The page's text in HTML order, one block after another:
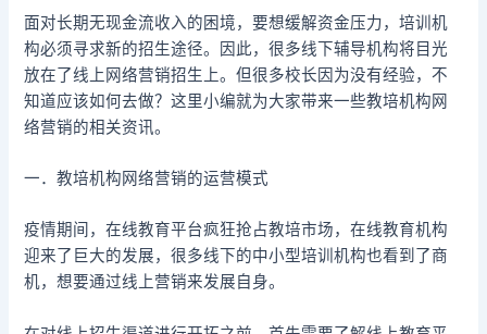
面对长期无现金流收入的困境，要想缓解资金压力，培训机
构必须寻求新的招生途径。因此，很多线下辅导机构将目光
放在了线上网络营销招生上。但很多校长因为没有经验，不
知道应该如何去做？这里小编就为大家带来一些教培机构网
络营销的相关资讯。
一．教培机构网络营销的运营模式
疫情期间，在线教育平台疯狂抢占教培市场，在线教育机构
迎来了巨大的发展，很多线下的中小型培训机构也看到了商
机，想要通过线上营销来发展自身。